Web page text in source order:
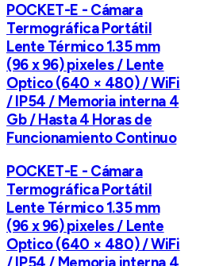
POCKET-E - Cámara
Termográfica Portátil
Lente Térmico 1.35 mm
(96 x 96) pixeles / Lente
Optico (640 × 480) / WiFi
/ IP54 / Memoria interna 4
Gb / Hasta 4 Horas de
Funcionamiento Continuo
POCKET-E - Cámara
Termográfica Portátil
Lente Térmico 1.35 mm
(96 x 96) pixeles / Lente
Optico (640 × 480) / WiFi